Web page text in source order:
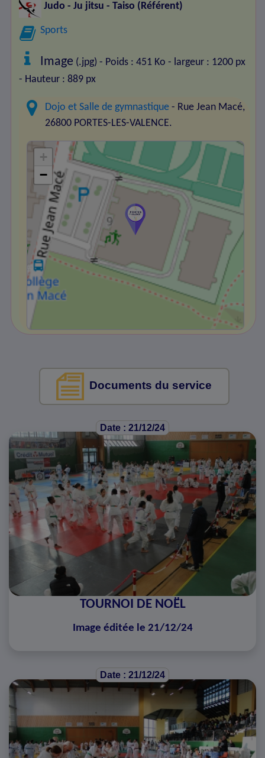
Judo - Ju jitsu - Taiso (Référent)
Sports
Image (.jpg) - Poids : 451 Ko - largeur : 1200 px
- Hauteur : 889 px
Dojo et Salle de gymnastique - Rue Jean Macé,
26800 PORTES-LES-VALENCE.
+
−
Documents du service
Date : 21/12/24
TOURNOI DE NOËL
Image éditée le 21/12/24
Date : 21/12/24